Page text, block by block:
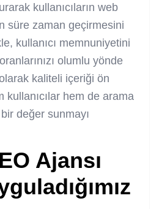
kullanıcıların web
süre zaman geçirmesini
kullanıcı memnuniyetini
olumlu yönde
kaliteli içeriği ön
kullanıcılar hem de arama
değer sunmayı
Ajansı